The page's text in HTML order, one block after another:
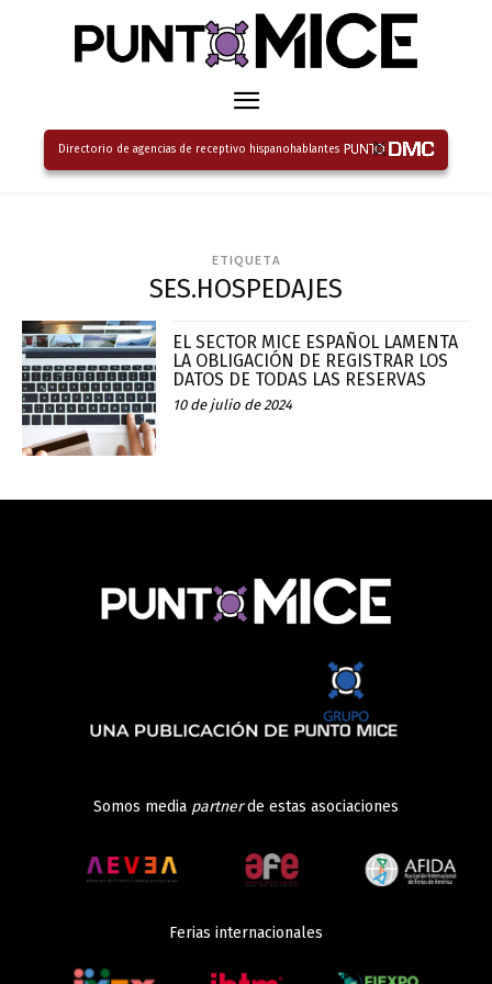
Directorio de agencias de receptivo hispanohablantes
ETIQUETA
SES.HOSPEDAJES
EL SECTOR MICE ESPAÑOL LAMENTA
LA OBLIGACIÓN DE REGISTRAR LOS
DATOS DE TODAS LAS RESERVAS
10 de julio de 2024
Somos media partnerde estas asociaciones
Ferias internacionales